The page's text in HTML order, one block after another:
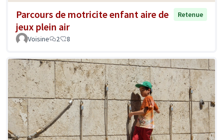
Parcours de motricite enfant aire de
jeux plein air
Retenue
Voisine 2 8